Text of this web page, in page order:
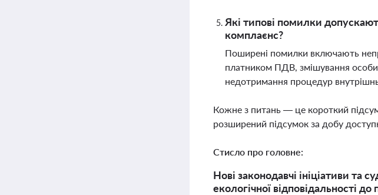
Які типові помилки
комплаєнс?
Поширені помилки включають
платником ПДВ, змішування
недотримання процедур
Кожне з питань — це короткий
розширений підсумок за добу
Стисло про головне:
Нові законодавчі ініціативи
екологічної відповідальності